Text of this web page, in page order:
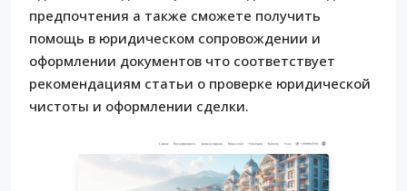
предпочтения а также сможете получить
помощь в юридическом сопровождении и
оформлении документов что соответствует
рекомендациям статьи о проверке юридической
чистоты и оформлении сделки.